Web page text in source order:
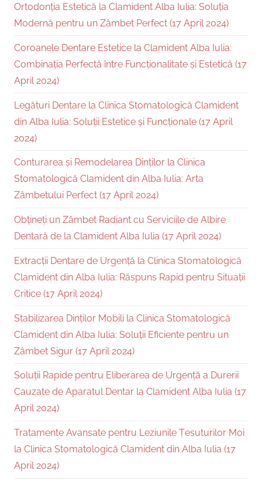
Ortodonția Estetică la Clamident Alba Iulia: Soluția
Modernă pentru un Zâmbet Perfect (17 April 2024)
Coroanele Dentare Estetice la Clamident Alba Iulia:
Combinația Perfectă între Funcționalitate și Estetică (17
April 2024)
Legături Dentare la Clinica Stomatologică Clamident
din Alba Iulia: Soluții Estetice și Funcționale (17 April
2024)
Conturarea și Remodelarea Dinților la Clinica
Stomatologică Clamident din Alba Iulia: Arta
Zâmbetului Perfect (17 April 2024)
Obțineți un Zâmbet Radiant cu Serviciile de Albire
Dentară de la Clamident Alba Iulia (17 April 2024)
Extracții Dentare de Urgență la Clinica Stomatologică
Clamident din Alba Iulia: Răspuns Rapid pentru Situații
Critice (17 April 2024)
Stabilizarea Dinților Mobili la Clinica Stomatologică
Clamident din Alba Iulia: Soluții Eficiente pentru un
Zâmbet Sigur (17 April 2024)
Soluții Rapide pentru Eliberarea de Urgență a Durerii
Cauzate de Aparatul Dentar la Clamident Alba Iulia (17
April 2024)
Tratamente Avansate pentru Leziunile Țesuturilor Moi
la Clinica Stomatologică Clamident din Alba Iulia (17
April 2024)